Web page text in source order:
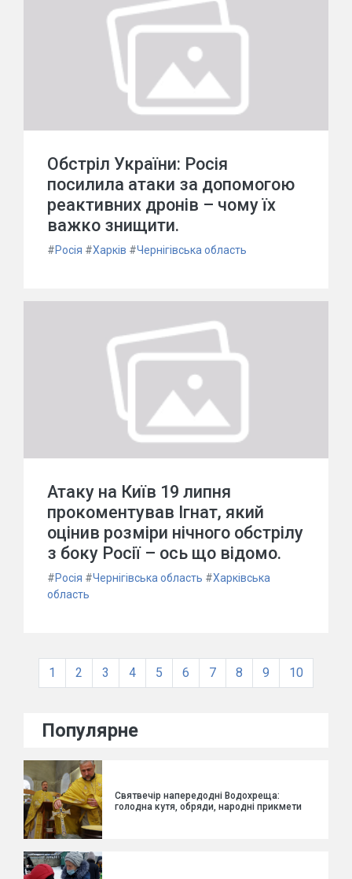
Обстріл України: Росія
посилила атаки за допомогою
реактивних дронів – чому їх
важко знищити.
#Росія #Харків #Чернігівська область
Атаку на Київ 19 липня
прокоментував Ігнат, який
оцінив розміри нічного обстрілу
з боку Росії – ось що відомо.
#Росія #Чернігівська область #Харківська
область
1 2 3 4 5 6 7 8 9 10
Популярне
Святвечір напередодні Водохреща:
голодна кутя, обряди, народні прикмети